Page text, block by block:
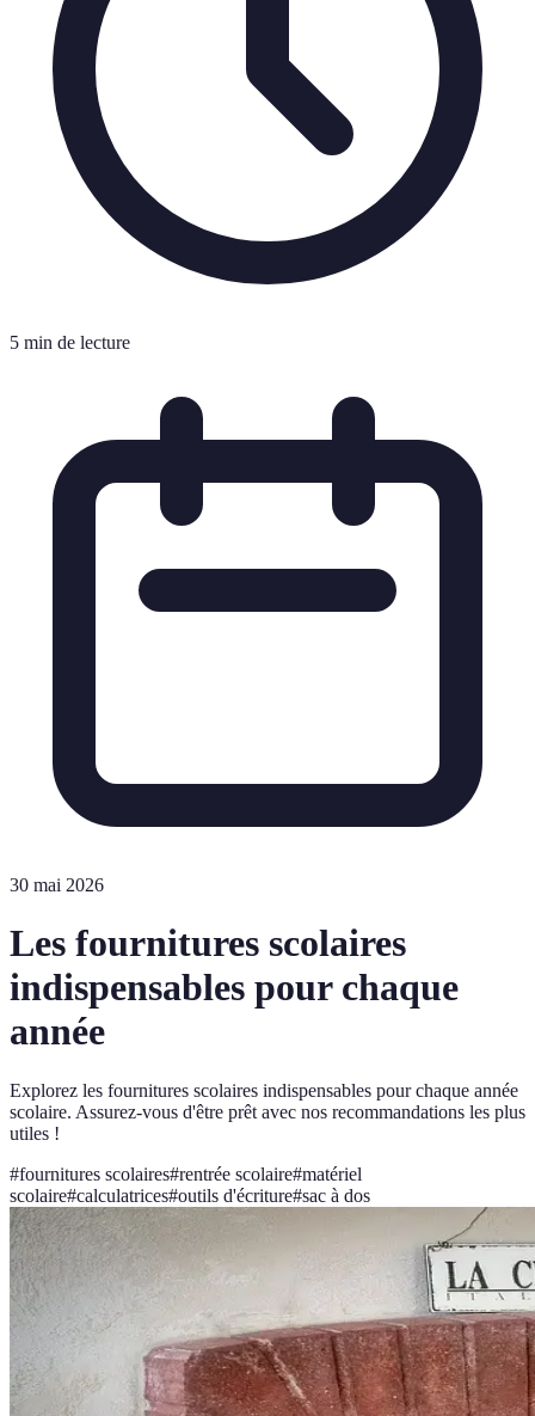
5 min de lecture
30 mai 2026
Les fournitures scolaires
indispensables pour chaque
année
Explorez les fournitures scolaires indispensables pour chaque année
scolaire. Assurez-vous d'être prêt avec nos recommandations les plus
utiles !
#fournitures scolaires#rentrée scolaire#matériel
scolaire#calculatrices#outils d'écriture#sac à dos